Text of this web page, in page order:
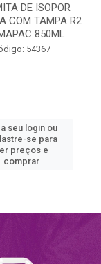
DE ISOPOR
COM TAMPA R2
850ML
54367
seu login ou
se para
preços e
comprar